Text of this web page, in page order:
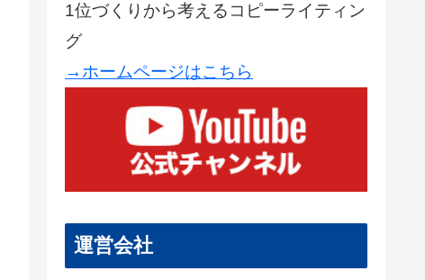
1位づくりから考えるコピーライティン
グ
→ホームページはこちら
運営会社